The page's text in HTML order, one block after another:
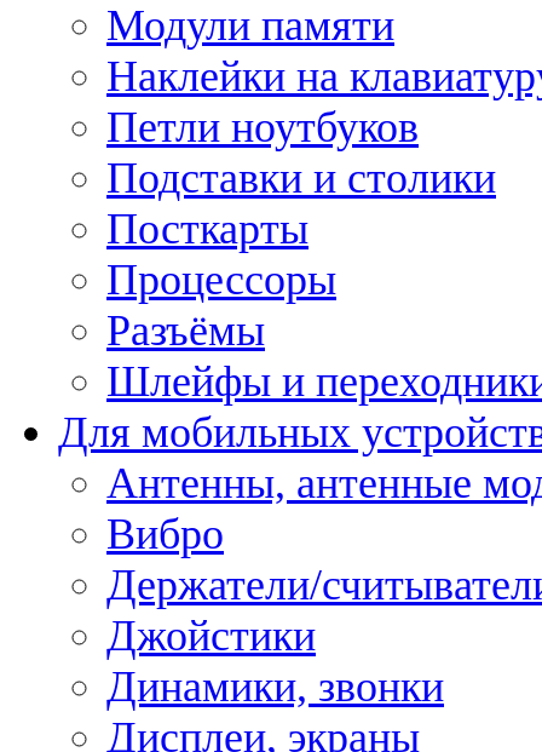
Модули памяти
Наклейки на
Петли ноутбуков
Подставки и столики
Посткарты
Процессоры
Разъёмы
Шлейфы и
Для мобильных
Антенны, антенные
Вибро
Держатели/
Джойстики
Динамики, звонки
Дисплеи, экраны